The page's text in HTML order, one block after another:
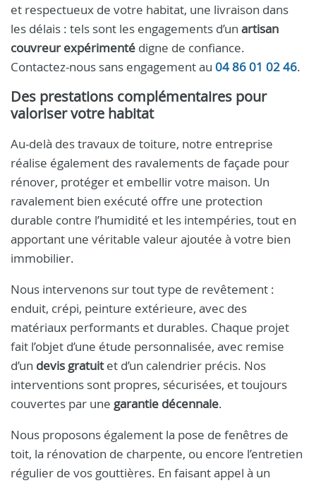
et respectueux de votre habitat, une livraison dans
les délais : tels sont les engagements d’un artisan
couvreur expérimenté digne de confiance.
Contactez-nous sans engagement au 04 86 01 02 46.
Des prestations complémentaires pour
valoriser votre habitat
Au-delà des travaux de toiture, notre entreprise
réalise également des ravalements de façade pour
rénover, protéger et embellir votre maison. Un
ravalement bien exécuté offre une protection
durable contre l’humidité et les intempéries, tout en
apportant une véritable valeur ajoutée à votre bien
immobilier.
Nous intervenons sur tout type de revêtement :
enduit, crépi, peinture extérieure, avec des
matériaux performants et durables. Chaque projet
fait l’objet d’une étude personnalisée, avec remise
d’un devis gratuitet d’un calendrier précis. Nos
interventions sont propres, sécurisées, et toujours
couvertes par une garantie décennale.
Nous proposons également la pose de fenêtres de
toit, la rénovation de charpente, ou encore l’entretien
régulier de vos gouttières. En faisant appel à un